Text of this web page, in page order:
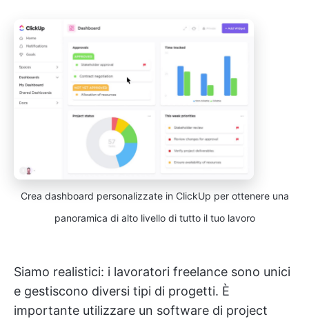
Crea dashboard personalizzate in ClickUp per ottenere una
panoramica di alto livello di tutto il tuo lavoro
Siamo realistici: i lavoratori freelance sono unici
e gestiscono diversi tipi di progetti. È
importante utilizzare un software di project